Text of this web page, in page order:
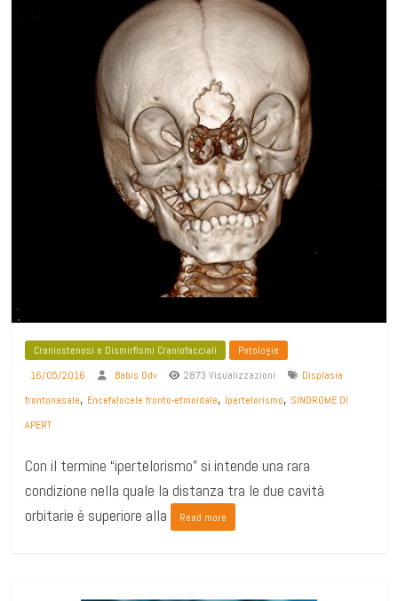
Craniostenosi e Dismirfismi Craniofacciali
Patologie
16/05/2016
Babis Odv 2873 Visualizzazioni
Displasia
frontonasale, Encefalocele fronto-etmoidale, Ipertelorismo, SINDROME DI
APERT
Con il termine “ipertelorismo” si intende una rara
condizione nella quale la distanza tra le due cavità
orbitarie è superiore alla
Read more